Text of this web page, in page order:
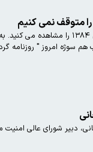
متوقف نمی کنیم
سوژه امروز " روزنامه
دبیر شورای عالی